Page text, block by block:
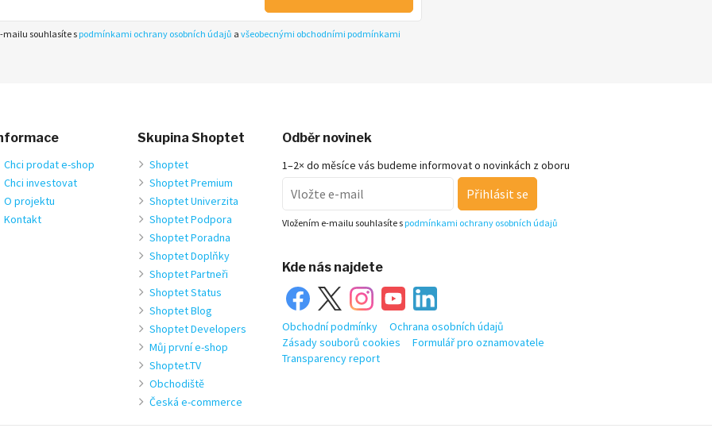
mailu souhlasíte s podmínkami ochrany osobních údajů a všeobecnými obchodními podmínkami
Chci prodat e-shop
Chci investovat
O projektu
Kontakt
Skupina Shoptet
Shoptet
Shoptet Premium
Shoptet Univerzita
Shoptet Podpora
Shoptet Poradna
Shoptet Doplňky
Shoptet Partneři
Shoptet Status
Shoptet Blog
Shoptet Developers
Můj první e-shop
Shoptet.TV
Obchodiště
Česká e-commerce
Odběr novinek
1–2× do měsíce vás budeme informovat o novinkách z oboru
Přihlásit se
Vložením e-mailu souhlasíte s podmínkami ochrany osobních údajů
Kde nás najdete
Obchodní podmínky
Ochrana osobních údajů
Zásady souborů cookies
Formulář pro oznamovatele
Transparency report